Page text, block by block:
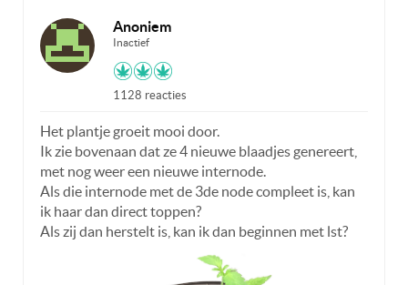
Anoniem
Inactief
1128 reacties
Het plantje groeit mooi door.
Ik zie bovenaan dat ze 4 nieuwe blaadjes genereert,
met nog weer een nieuwe internode.
Als die internode met de 3de node compleet is, kan
ik haar dan direct toppen?
Als zij dan herstelt is, kan ik dan beginnen met lst?